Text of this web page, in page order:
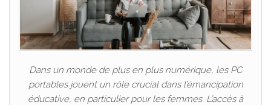
Dans un monde de plus en plus numérique, les PC
portables jouent un rôle crucial dans l’émancipation
éducative, en particulier pour les femmes. L’accès à